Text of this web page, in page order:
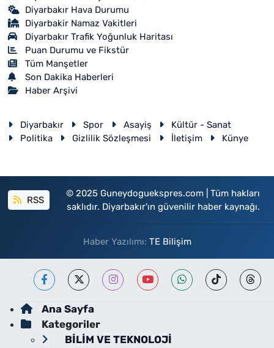
Diyarbakır Hava Durumu
Diyarbakir Namaz Vakitleri
Diyarbakır Trafik Yoğunluk Haritası
Puan Durumu ve Fikstür
Tüm Manşetler
Son Dakika Haberleri
Haber Arşivi
Diyarbakır Spor Asayiş
Kültür - Sanat
Politika
Gizlilik Sözleşmesi İletişim Künye
RSS
© 2025 Guneydoguekspres.com | Tüm hakları
saklıdır. Diyarbakır'ın güvenilir haber kaynağı.
Haber Yazılımı: TE Bilişim
Ana Sayfa
Kategoriler
BİLİM VE TEKNOLOJİ